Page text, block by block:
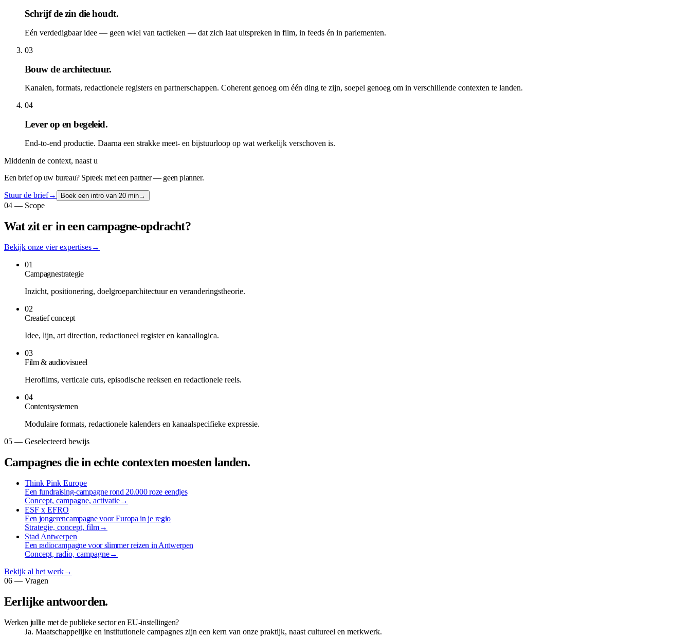
Schrijf de zin die houdt.
Eén verdedigbaar idee — geen wiel van tactieken — dat zich laat uitspreken in film, in feeds én in parlementen.
03
Bouw de architectuur.
Kanalen, formats, redactionele registers en partnerschappen. Coherent genoeg om één ding te zijn, soepel genoeg om in verschillende contexten te landen.
04
Lever op en begeleid.
End-to-end productie. Daarna een strakke meet- en bijstuurloop op wat werkelijk verschoven is.
Middenin de context, naast u
Een brief op uw bureau? Spreek met een partner — geen planner.
Stuur de brief→ Boek een intro van 20 min→
04 — Scope
Wat zit er in een campagne-opdracht?
Bekijk onze vier expertises→
01
Campagnestrategie
Inzicht, positionering, doelgroeparchitectuur en veranderingstheorie.
02
Creatief concept
Idee, lijn, art direction, redactioneel register en kanaallogica.
03
Film & audiovisueel
Herofilms, verticale cuts, episodische reeksen en redactionele reels.
04
Contentsystemen
Modulaire formats, redactionele kalenders en kanaalspecifieke expressie.
05 — Geselecteerd bewijs
Campagnes die in echte contexten moesten landen.
Think Pink Europe
Een fundraising-campagne rond 20.000 roze eendjes
Concept, campagne, activatie→
ESF x EFRO
Een jongerencampagne voor Europa in je regio
Strategie, concept, film→
Stad Antwerpen
Een radiocampagne voor slimmer reizen in Antwerpen
Concept, radio, campagne→
Bekijk al het werk→
06 — Vragen
Eerlijke antwoorden.
Werken jullie met de publieke sector en EU-instellingen?
Ja. Maatschappelijke en institutionele campagnes zijn een kern van onze praktijk, naast cultureel en merkwerk.